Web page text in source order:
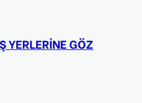
YERLERİNE GÖZ